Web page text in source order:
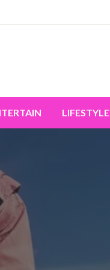
LIFESTYLE